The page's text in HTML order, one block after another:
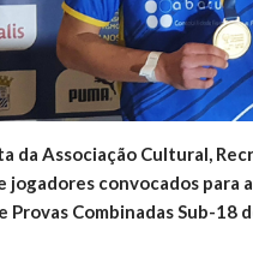
da Associação Cultural,
convocados para
Provas Combinadas Sub-18